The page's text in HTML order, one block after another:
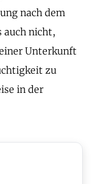
nach dem
auch nicht,
Unterkunft
zu
in der